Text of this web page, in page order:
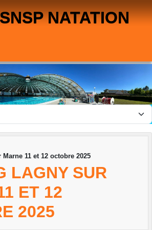
NATATION
11 et 12 octobre 2025
LAGNY SUR
ET 12
2025
cookies